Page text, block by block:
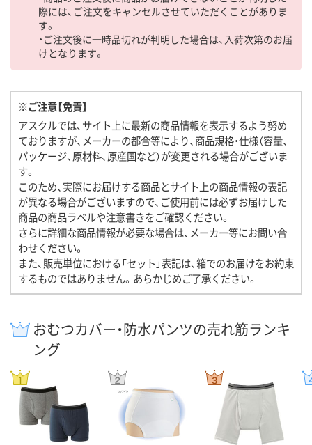
際には、ご注文をキャンセルさせていただくことがありま
す。
・ご注文後に一時品切れが判明した場合は、入荷次第のお届
けとなります。
※ご注意【免責】
アスクルでは、サイト上に最新の商品情報を表示するよう努め
ておりますが、メーカーの都合等により、商品規格・仕様（容量、
パッケージ、原材料、原産国など）が変更される場合がございま
す。
このため、実際にお届けする商品とサイト上の商品情報の表記
が異なる場合がございますので、ご使用前には必ずお届けした
商品の商品ラベルや注意書きをご確認ください。
さらに詳細な商品情報が必要な場合は、メーカー等にお問い合
わせください。
また、販売単位における「セット」表記は、箱でのお届けをお約束
するものではありません。あらかじめご了承ください。
おむつカバー・防水パンツの売れ筋ランキ
ング